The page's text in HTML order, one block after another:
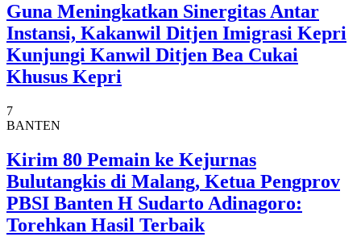
Guna Meningkatkan Sinergitas Antar
Instansi, Kakanwil Ditjen Imigrasi Kepri
Kunjungi Kanwil Ditjen Bea Cukai
Khusus Kepri
7
BANTEN
Kirim 80 Pemain ke Kejurnas
Bulutangkis di Malang, Ketua Pengprov
PBSI Banten H Sudarto Adinagoro:
Torehkan Hasil Terbaik